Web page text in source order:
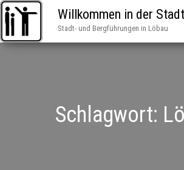
Willkommen in der
Stadt- und Bergführungen in Löbau
Schlagwort: